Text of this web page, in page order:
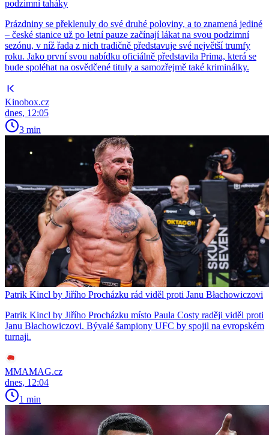
podzimní taháky
Prázdniny se překlenuly do své druhé poloviny, a to znamená jediné
– české stanice už po letní pauze začínají lákat na svou podzimní
sezónu, v níž řada z nich tradičně představuje své největší trumfy
roku. Jako první svou nabídku oficiálně představila Prima, která se
bude spoléhat na osvědčené tituly a samozřejmě také kriminálky.
Kinobox.cz
dnes, 12:05
3 min
Patrik Kincl by Jiřího Procházku rád viděl proti Janu Błachowiczovi
Patrik Kincl by Jiřího Procházku místo Paula Costy raději viděl proti
Janu Błachowiczovi. Bývalé šampiony UFC by spojil na evropském
turnaji.
MMAMAG.cz
dnes, 12:04
1 min